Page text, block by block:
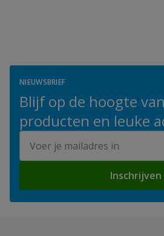
NIEUWSBRIEF
Blijf op de hoogte
producten en leuke
Inschrijven